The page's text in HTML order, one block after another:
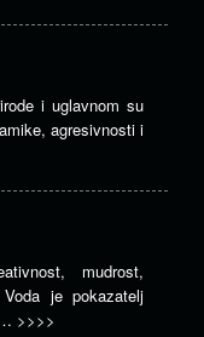
i uglavnom su
agresivnosti i
mudrost,
je pokazatelj
>>>>